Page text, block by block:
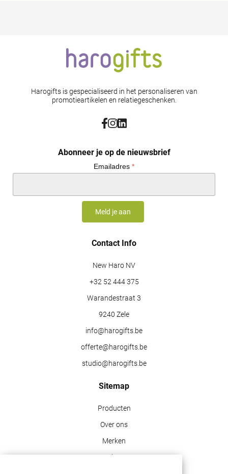
Harogifts is gespecialiseerd in het personaliseren van
promotieartikelen en relatiegeschenken.
Abonneer je op de nieuwsbrief
Emailadres *
Contact Info
New Haro NV
+32 52 444 375
Warandestraat 3
9240 Zele
info@harogifts.be
offerte@harogifts.be
studio@harogifts.be
Sitemap
Producten
Over ons
Merken
Blog